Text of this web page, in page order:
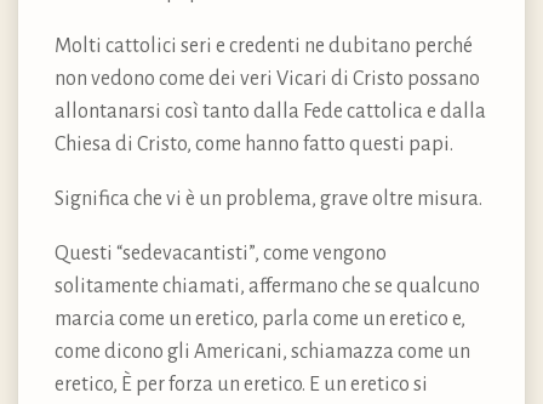
Molti cattolici seri e credenti ne dubitano perché
non vedono come dei veri Vicari di Cristo possano
allontanarsi così tanto dalla Fede cattolica e dalla
Chiesa di Cristo, come hanno fatto questi papi.
Significa che vi è un problema, grave oltre misura.
Questi “sedevacantisti”, come vengono
solitamente chiamati, affermano che se qualcuno
marcia come un eretico, parla come un eretico e,
come dicono gli Americani, schiamazza come un
eretico, È per forza un eretico. E un eretico si